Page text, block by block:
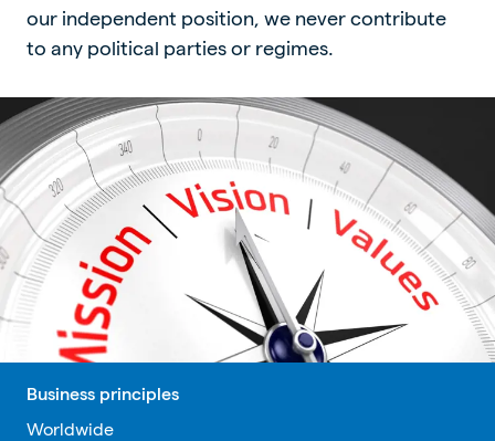
our independent position, we never contribute
to any political parties or regimes.
Business principles
Worldwide